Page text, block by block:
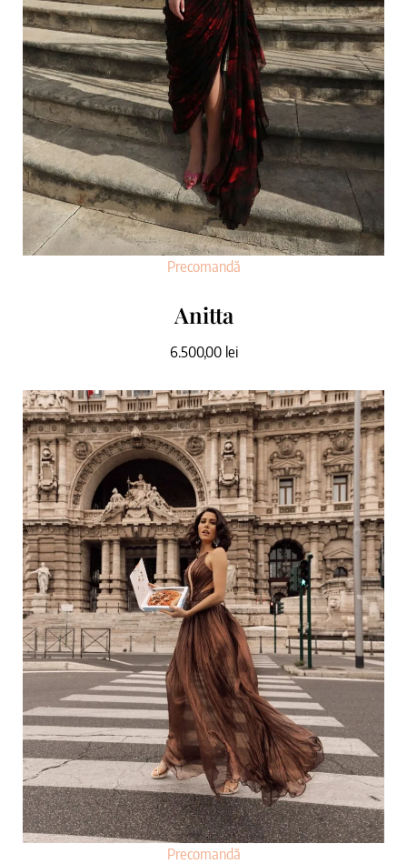
Precomandă
Anitta
6.500,00 lei
Precomandă